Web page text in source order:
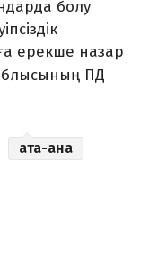
болу
ерекше назар
ПД
ата-ана